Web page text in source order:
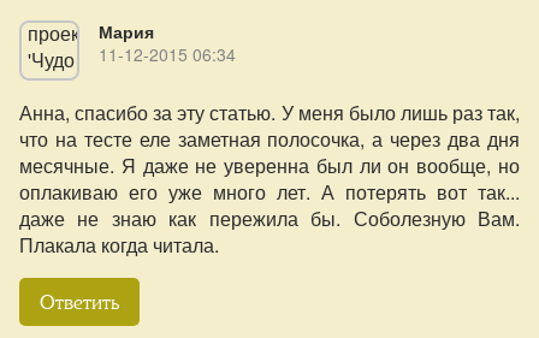
Мария
11-12-2015 06:34
Анна, спасибо за эту статью. У меня было лишь раз так,
что на тесте еле заметная полосочка, а через два дня
месячные. Я даже не уверенна был ли он вообще, но
оплакиваю его уже много лет. А потерять вот так...
даже не знаю как пережила бы. Соболезную Вам.
Плакала когда читала.
Ответить